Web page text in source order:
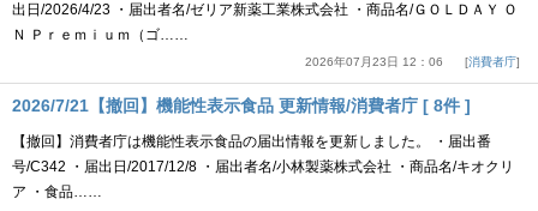
出日/2026/4/23 ・届出者名/ゼリア新薬工業株式会社 ・商品名/ＧＯＬＤＡＹ Ｏ
Ｎ Ｐｒｅｍｉｕｍ（ゴ……
2026年07月23日 12：06 消費者庁
2026/7/21【撤回】機能性表示食品 更新情報/消費者庁 [ 8件 ]
【撤回】消費者庁は機能性表示食品の届出情報を更新しました。 ・届出番
号/C342 ・届出日/2017/12/8 ・届出者名/小林製薬株式会社 ・商品名/キオクリ
ア ・食品……